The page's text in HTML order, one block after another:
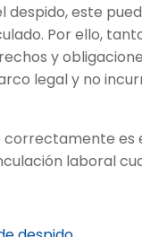
este
Por ello,
y
legal y no
laboral